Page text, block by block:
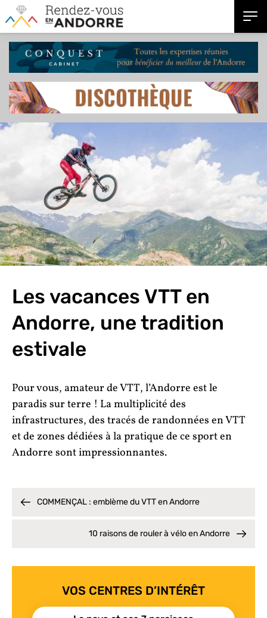
Les vacances VTT en
Andorre, une tradition
estivale
Pour vous, amateur de VTT, l’Andorre est le
paradis sur terre ! La multiplicité des
infrastructures, des tracés de randonnées en VTT
et de zones dédiées à la pratique de ce sport en
Andorre sont impressionnantes.
COMMENÇAL : emblème du VTT en Andorre
10 raisons de rouler à vélo en Andorre
VOS CENTRES D’INTÉRÊT